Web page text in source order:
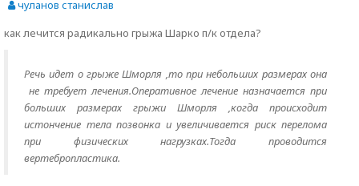
чуланов станислав
как лечится радикально грыжа Шарко п/к отдела?
Речь идет о грыже Шморля ,то при небольших размерах она
не требует лечения.Оперативное лечение назначается при
больших размерах грыжи Шморля ,когда происходит
истончение тела позвонка и увеличивается риск перелома
при физических нагрузках.Тогда проводится
вертебропластика.